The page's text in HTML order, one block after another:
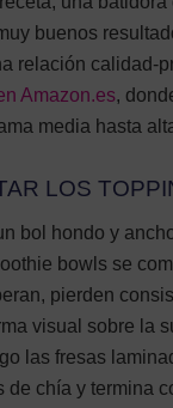
buenos
relación calidad-
Amazon.es,
media hasta
LOS
bol hondo y
bowls se
pierden
visual sobre la
las fresas
de chía y termina